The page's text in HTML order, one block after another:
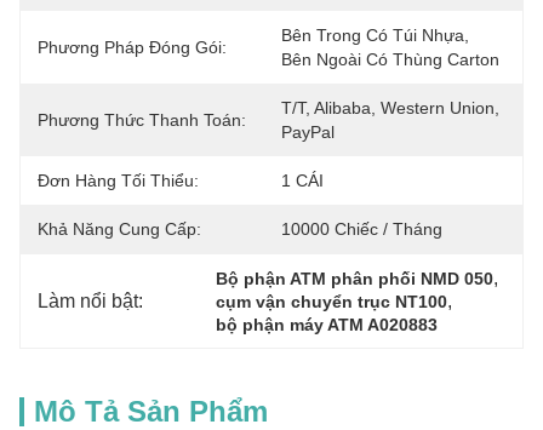
Phương Pháp Đóng Gói:
Bên Trong Có Túi Nhựa,
Bên Ngoài Có Thùng Carton
Phương Thức Thanh Toán:
T/T, Alibaba, Western Union,
PayPal
Đơn Hàng Tối Thiểu: 1 CÁI
Khả Năng Cung Cấp: 10000 Chiếc / Tháng
Làm nổi bật:
Bộ phận ATM phân phối NMD 050
cụm vận chuyển trục NT100,
bộ phận máy ATM A020883
Mô Tả Sản Phẩm